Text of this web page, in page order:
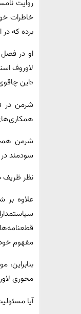
روایت
برده که
لاوروف
«این
سودمند
نظر ظریف
مفهوم
محوری
آیا